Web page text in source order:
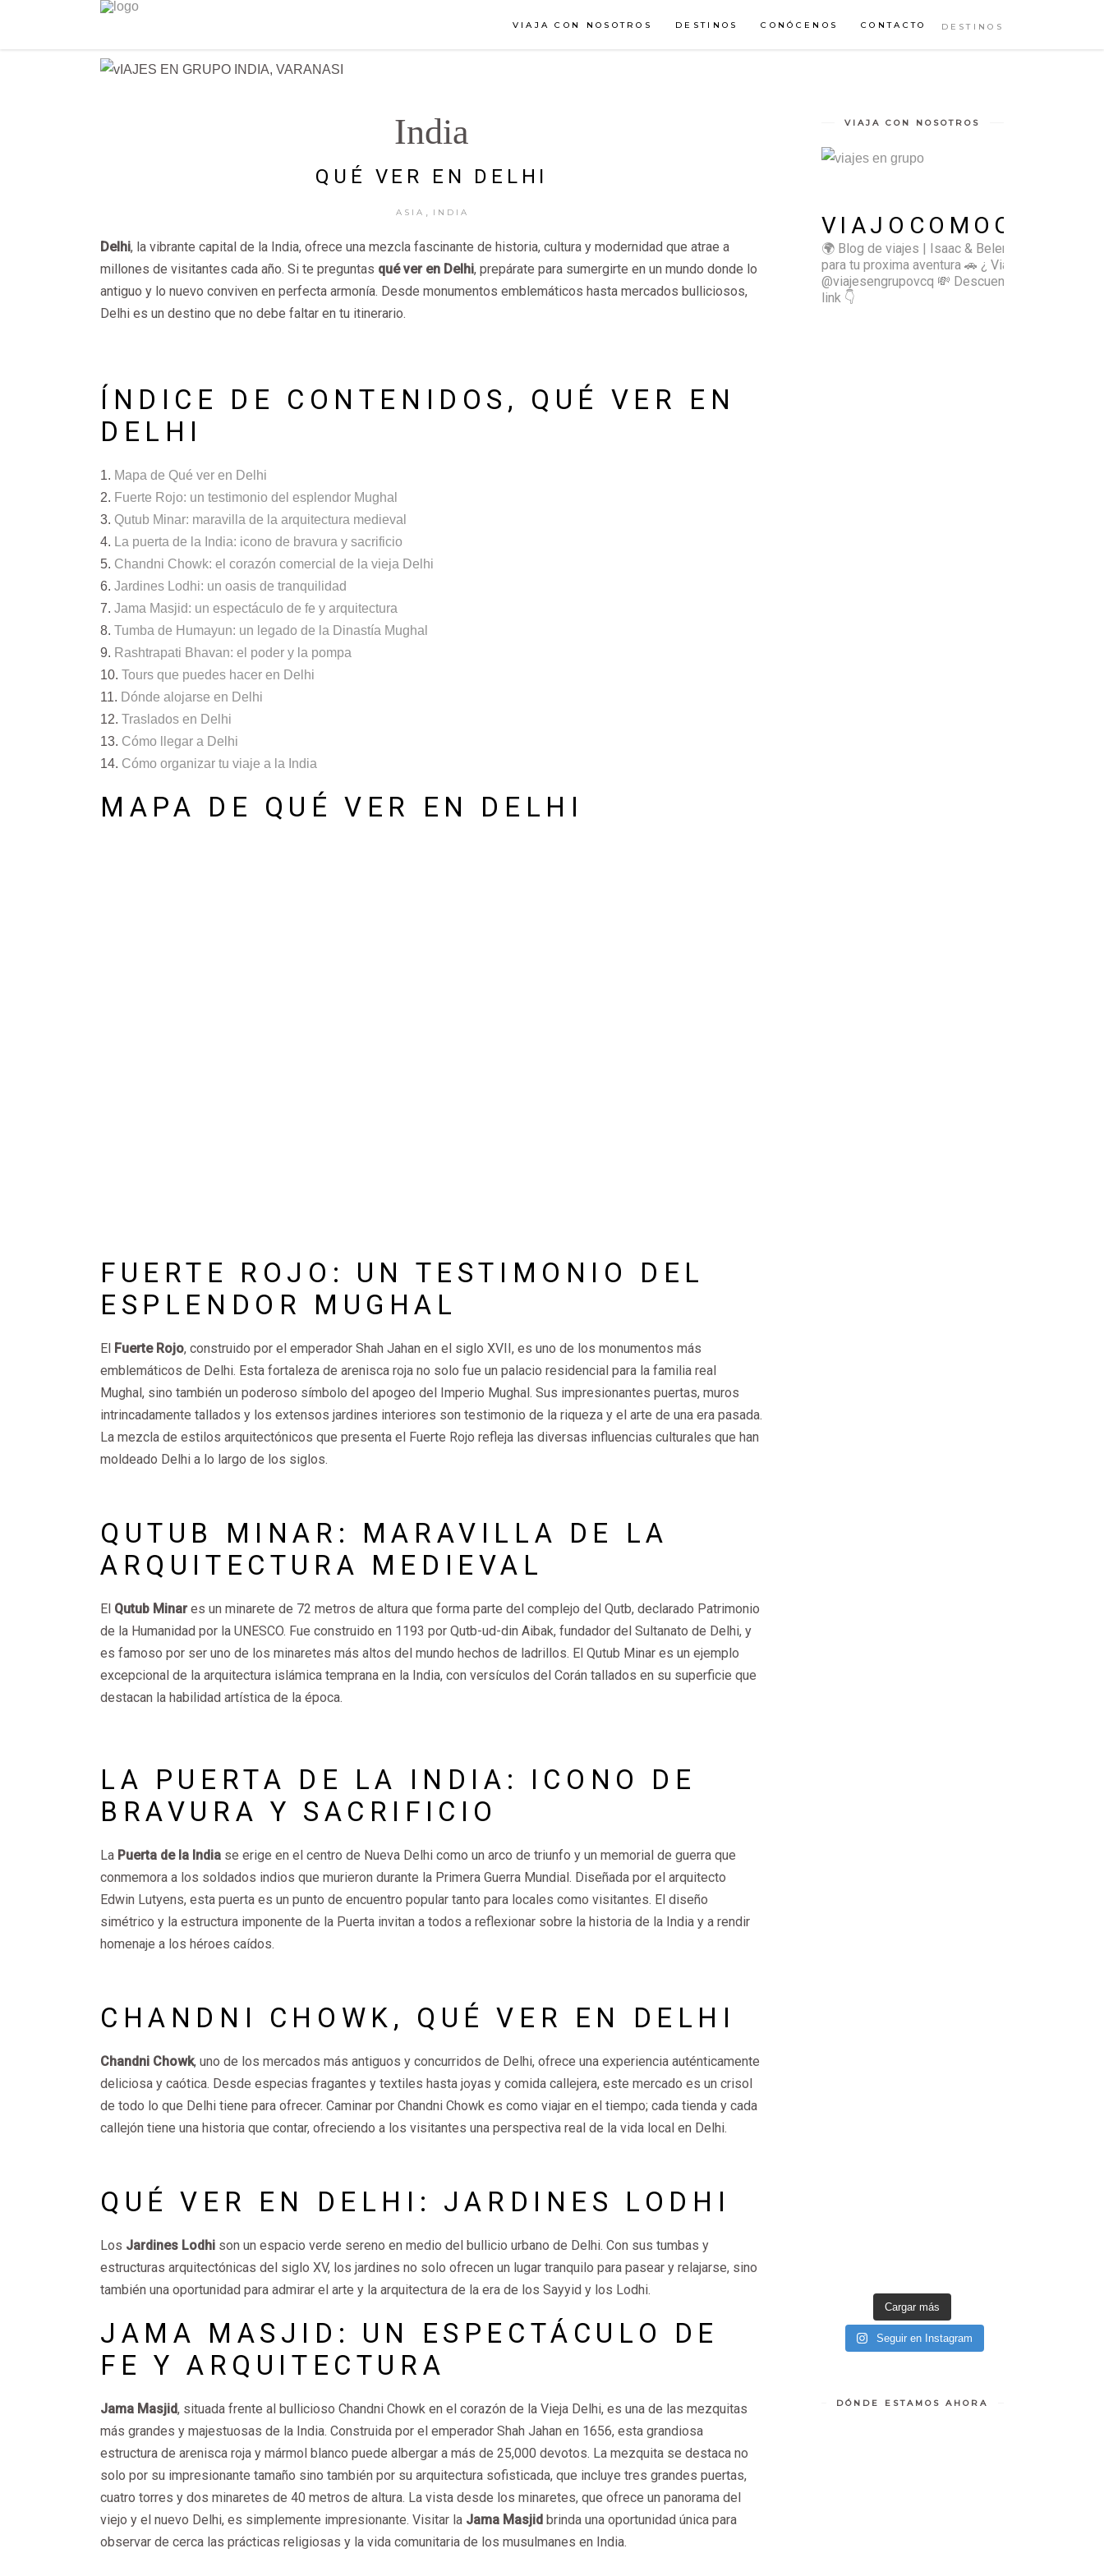
VIAJA CON NOSOTROS DESTINOS CONÓCENOS CONTACTO DESTINOS
India
QUÉ VER EN DELHI
ASIA , INDIA
Delhi, la vibrante capital de la India, ofrece una mezcla fascinante de historia, cultura y modernidad que atrae a
millones de visitantes cada año. Si te preguntas qué ver en Delhi, prepárate para sumergirte en un mundo donde lo
antiguo y lo nuevo conviven en perfecta armonía. Desde monumentos emblemáticos hasta mercados bulliciosos,
Delhi es un destino que no debe faltar en tu itinerario.
ÍNDICE DE CONTENIDOS, QUÉ VER EN
DELHI
Mapa de Qué ver en Delhi
Fuerte Rojo: un testimonio del esplendor Mughal
Qutub Minar: maravilla de la arquitectura medieval
La puerta de la India: icono de bravura y sacrificio
Chandni Chowk: el corazón comercial de la vieja Delhi
Jardines Lodhi: un oasis de tranquilidad
Jama Masjid: un espectáculo de fe y arquitectura
Tumba de Humayun: un legado de la Dinastía Mughal
Rashtrapati Bhavan: el poder y la pompa
Tours que puedes hacer en Delhi
Dónde alojarse en Delhi
Traslados en Delhi
Cómo llegar a Delhi
Cómo organizar tu viaje a la India
MAPA DE QUÉ VER EN DELHI
FUERTE ROJO: UN TESTIMONIO DEL
ESPLENDOR MUGHAL
El Fuerte Rojo, construido por el emperador Shah Jahan en el siglo XVII, es uno de los monumentos más
emblemáticos de Delhi. Esta fortaleza de arenisca roja no solo fue un palacio residencial para la familia real
Mughal, sino también un poderoso símbolo del apogeo del Imperio Mughal. Sus impresionantes puertas, muros
intrincadamente tallados y los extensos jardines interiores son testimonio de la riqueza y el arte de una era pasada.
La mezcla de estilos arquitectónicos que presenta el Fuerte Rojo refleja las diversas influencias culturales que han
moldeado Delhi a lo largo de los siglos.
QUTUB MINAR: MARAVILLA DE LA
ARQUITECTURA MEDIEVAL
El Qutub Minares un minarete de 72 metros de altura que forma parte del complejo del Qutb, declarado Patrimonio
de la Humanidad por la UNESCO. Fue construido en 1193 por Qutb-ud-din Aibak, fundador del Sultanato de Delhi, y
es famoso por ser uno de los minaretes más altos del mundo hechos de ladrillos. El Qutub Minar es un ejemplo
excepcional de la arquitectura islámica temprana en la India, con versículos del Corán tallados en su superficie que
destacan la habilidad artística de la época.
LA PUERTA DE LA INDIA: ICONO DE
BRAVURA Y SACRIFICIO
La Puerta de la India se erige en el centro de Nueva Delhi como un arco de triunfo y un memorial de guerra que
conmemora a los soldados indios que murieron durante la Primera Guerra Mundial. Diseñada por el arquitecto
Edwin Lutyens, esta puerta es un punto de encuentro popular tanto para locales como visitantes. El diseño
simétrico y la estructura imponente de la Puerta invitan a todos a reflexionar sobre la historia de la India y a rendir
homenaje a los héroes caídos.
CHANDNI CHOWK, QUÉ VER EN DELHI
Chandni Chowk, uno de los mercados más antiguos y concurridos de Delhi, ofrece una experiencia auténticamente
deliciosa y caótica. Desde especias fragantes y textiles hasta joyas y comida callejera, este mercado es un crisol
de todo lo que Delhi tiene para ofrecer. Caminar por Chandni Chowk es como viajar en el tiempo; cada tienda y cada
callejón tiene una historia que contar, ofreciendo a los visitantes una perspectiva real de la vida local en Delhi.
QUÉ VER EN DELHI: JARDINES LODHI
Los Jardines Lodhi son un espacio verde sereno en medio del bullicio urbano de Delhi. Con sus tumbas y
estructuras arquitectónicas del siglo XV, los jardines no solo ofrecen un lugar tranquilo para pasear y relajarse, sino
también una oportunidad para admirar el arte y la arquitectura de la era de los Sayyid y los Lodhi.
JAMA MASJID: UN ESPECTÁCULO DE
FE Y ARQUITECTURA
Jama Masjid, situada frente al bullicioso Chandni Chowk en el corazón de la Vieja Delhi, es una de las mezquitas
más grandes y majestuosas de la India. Construida por el emperador Shah Jahan en 1656, esta grandiosa
estructura de arenisca roja y mármol blanco puede albergar a más de 25,000 devotos. La mezquita se destaca no
solo por su impresionante tamaño sino también por su arquitectura sofisticada, que incluye tres grandes puertas,
cuatro torres y dos minaretes de 40 metros de altura. La vista desde los minaretes, que ofrece un panorama del
viejo y el nuevo Delhi, es simplemente impresionante. Visitar la Jama Masjid brinda una oportunidad única para
observar de cerca las prácticas religiosas y la vida comunitaria de los musulmanes en India.
VIAJA CON NOSOTROS
VIAJOCOMOQUIERO
🌍 Blog de viajes | Isaac & Belen
para tu proxima aventura 🚗 ¿ Viajas sol@? 👉🏻
@viajesengrupovcq 💸 Descuentos y tips en el
link 👇
Cargar más
Seguir en Instagram
DÓNDE ESTAMOS AHORA